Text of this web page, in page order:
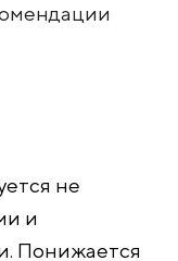
не
и
Понижается